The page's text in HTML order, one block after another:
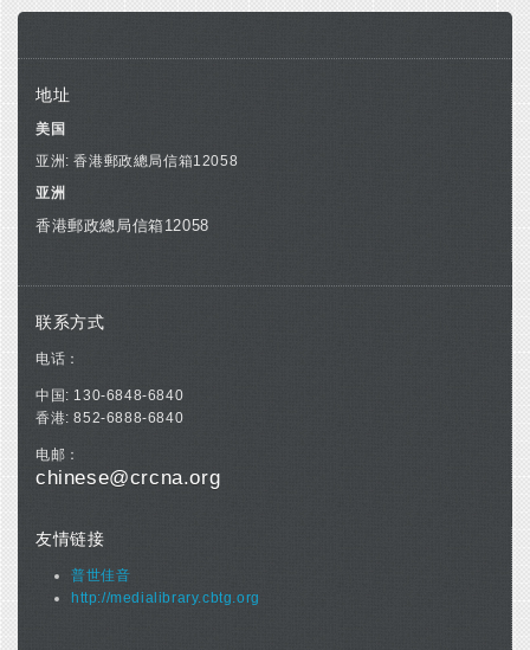
地址
美国
亚洲: 香港郵政總局信箱12058
亚洲
香港郵政總局信箱12058
联系方式
电话：
中国: 130-6848-6840
香港: 852-6888-6840
电邮：
chinese@crcna.org
友情链接
普世佳音
http://medialibrary.cbtg.org